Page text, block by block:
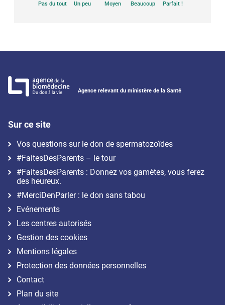
Pas du tout
Un peu
Moyen
Beaucoup
Parfait !
Agence relevant du ministère de la Santé
Sur ce site
Vos questions sur le don de spermatozoïdes
#FaitesDesParents – le tour
#FaitesDesParents : Donnez vos gamètes, vous ferez
des heureux.
#MerciDenParler : le don sans tabou
Evénements
Les centres autorisés
Gestion des cookies
Mentions légales
Protection des données personnelles
Contact
Plan du site